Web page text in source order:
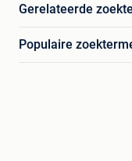
Gerelateerde
Populaire